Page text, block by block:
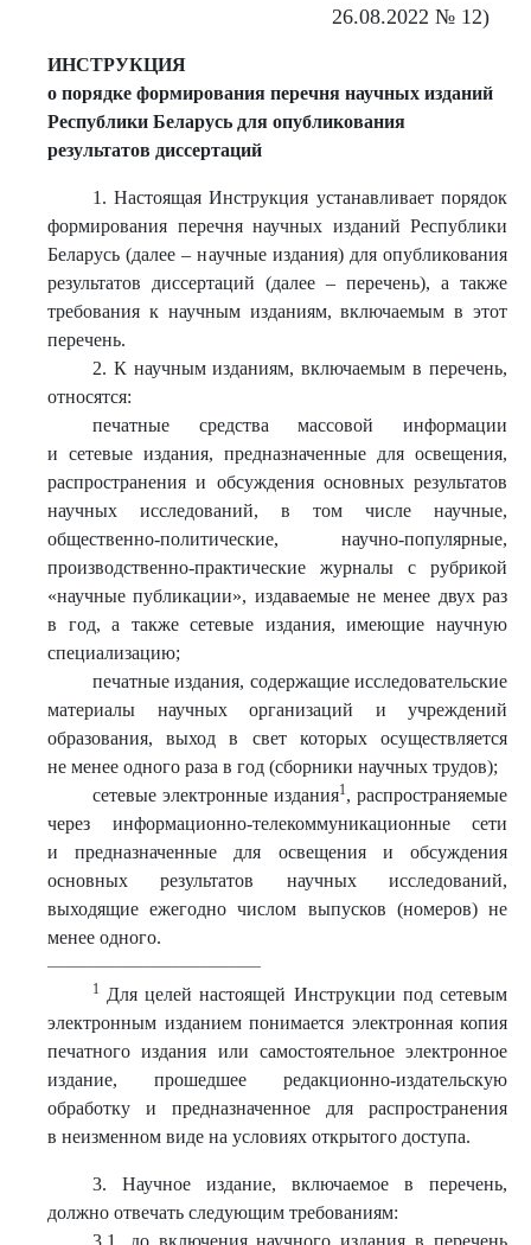
26.08.2022 № 12)
ИНСТРУКЦИЯ
о порядке формирования перечня научных изданий
Республики Беларусь для опубликования
результатов диссертаций
1. Настоящая Инструкция устанавливает порядок
формирования перечня научных изданий Республики
Беларусь (далее – научные издания) для опубликования
результатов диссертаций (далее – перечень), а также
требования к научным изданиям, включаемым в этот
перечень.
2. К научным изданиям, включаемым в перечень,
относятся:
печатные средства массовой информации
и сетевые издания, предназначенные для освещения,
распространения и обсуждения основных результатов
научных исследований, в том числе научные,
общественно-политические, научно-популярные,
производственно-практические журналы с рубрикой
«научные публикации», издаваемые не менее двух раз
в год, а также сетевые издания, имеющие научную
специализацию;
печатные издания, содержащие исследовательские
материалы научных организаций и учреждений
образования, выход в свет которых осуществляется
не менее одного раза в год (сборники научных трудов);
сетевые электронные издания1, распространяемые
через информационно-телекоммуникационные сети
и предназначенные для освещения и обсуждения
основных результатов научных исследований,
выходящие ежегодно числом выпусков (номеров) не
менее одного.
1 Для целей настоящей Инструкции под сетевым
электронным изданием понимается электронная копия
печатного издания или самостоятельное электронное
издание, прошедшее редакционно-издательскую
обработку и предназначенное для распространения
в неизменном виде на условиях открытого доступа.
3. Научное издание, включаемое в перечень,
должно отвечать следующим требованиям:
3.1. до включения научного издания в перечень